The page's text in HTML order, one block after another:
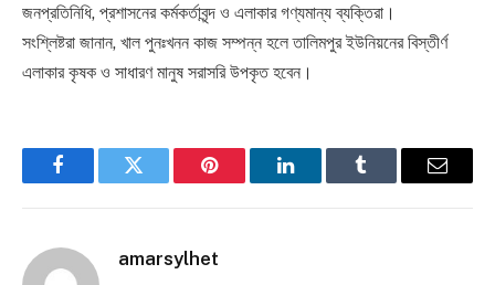
জনপ্রতিনিধি, প্রশাসনের কর্মকর্তাবৃন্দ ও এলাকার গণ্যমান্য ব্যক্তিরা।
সংশ্লিষ্টরা জানান, খাল পুনঃখনন কাজ সম্পন্ন হলে তালিমপুর ইউনিয়নের বিস্তীর্ণ
এলাকার কৃষক ও সাধারণ মানুষ সরাসরি উপকৃত হবেন।
FacebookTwitter Pinterest LinkedInTumblr Email
amarsylhet